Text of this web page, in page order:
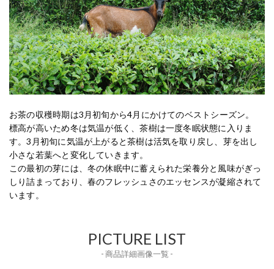
お茶の収穫時期は3月初旬から4月にかけてのベストシーズン。
標高が高いため冬は気温が低く、茶樹は一度冬眠状態に入りま
す。3月初旬に気温が上がると茶樹は活気を取り戻し、芽を出し
小さな若葉へと変化していきます。
この最初の芽には、冬の休眠中に蓄えられた栄養分と風味がぎっ
しり詰まっており、春のフレッシュさのエッセンスが凝縮されて
います。
PICTURE LIST
- 商品詳細画像一覧 -